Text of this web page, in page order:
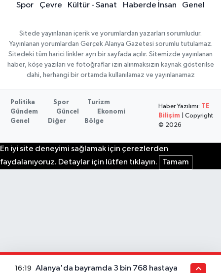
Spor
Çevre Kültür - Sanat Haberde İnsan Genel
Sitede yayınlanan içerik ve yorumlardan yazarları sorumludur.
Yayınlanan yorumlardan Gerçek Alanya Gazetesi sorumlu tutulamaz.
Sitedeki tüm harici linkler ayrı bir sayfada açılır. Sitemizde yayınlanan
haber, köşe yazıları ve fotoğraflar izin alınmaksızın kaynak gösterilse
dahi, herhangi bir ortamda kullanılamaz ve yayınlanamaz
Politika Spor
Turizm
Gündem
Güncel
Ekonomi
Genel
Diğer Bölge
Haber Yazılımı: TE
Bilişim | Copyright
© 2026
En iyi site deneyimi sağlamak için çerezlerden
faydalanıyoruz. Detaylar için lütfen tıklayın.
Tamam
16:19 Alanya'da bayramda 3 bin 768 hastaya